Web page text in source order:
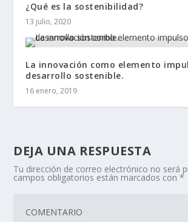
¿Qué es la sostenibilidad?
13 julio, 2020
La innovación como elemento
desarrollo sostenible.
16 enero, 2019
DEJA UNA RESPUESTA
Tu dirección de correo electrónico no será
campos obligatorios están marcados con*